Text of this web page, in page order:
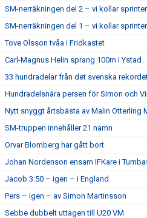
SM-nerräkningen del 2 – vi kollar
SM-nerräkningen del 1 – vi kollar
Tove Olsson tvåa i Fridkastet
Carl-Magnus Helin sprang 100m i Ystad
33 hundradelar från det svenska
Hundradelsnära persen för Simon och
Nytt snyggt årtsbästa av Malin Otterling
SM-truppen innehåller 21 namn
Orvar Blomberg har gått bort
Johan Nordenson ensam IFKare i
Jacob 3:50 – igen – i England
Pers – igen – av Simon Martinsson
Sebbe dubbelt uttagen till U20 VM